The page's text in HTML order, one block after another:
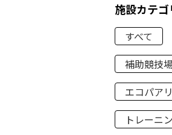
施設カテゴ
すべて
補助競技場
エコパア
トレーニ